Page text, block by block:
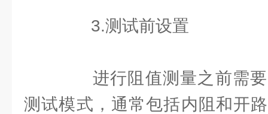
3.测试前设置
进行阻值测量之前需要
测试模式，通常包括内阻和开